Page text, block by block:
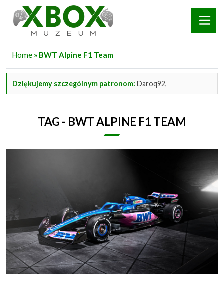
Home » BWT Alpine F1 Team
Dziękujemy szczególnym patronom: Daroq92,
TAG - BWT ALPINE F1 TEAM